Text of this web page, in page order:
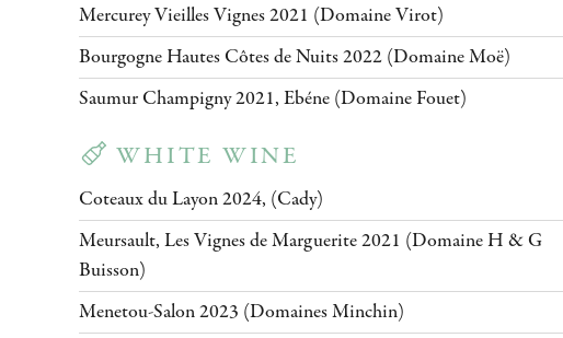
Mercurey Vieilles Vignes 2021 (Domaine Virot)
Bourgogne Hautes Côtes de Nuits 2022 (Domaine Moë)
Saumur Champigny 2021, Ebéne (Domaine Fouet)
WHITE WINE
Coteaux du Layon 2024, (Cady)
Meursault, Les Vignes de Marguerite 2021 (Domaine H & G
Buisson)
Menetou-Salon 2023 (Domaines Minchin)